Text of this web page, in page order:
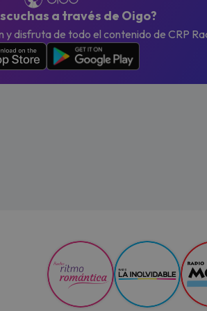
a través de Oigo?
y disfruta de todo el contenido de CRP